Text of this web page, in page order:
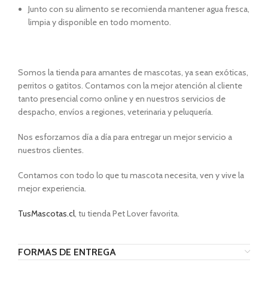
Junto con su alimento se recomienda mantener agua fresca,
limpia y disponible en todo momento.
Somos la tienda para amantes de mascotas, ya sean exóticas,
perritos o gatitos. Contamos con la mejor atención al cliente
tanto presencial como online y en nuestros servicios de
despacho, envíos a regiones, veterinaria y peluquería.
Nos esforzamos día a día para entregar un mejor servicio a
nuestros clientes.
Contamos con todo lo que tu mascota necesita, ven y vive la
mejor experiencia.
TusMascotas.cl, tu tienda Pet Lover favorita.
FORMAS DE ENTREGA